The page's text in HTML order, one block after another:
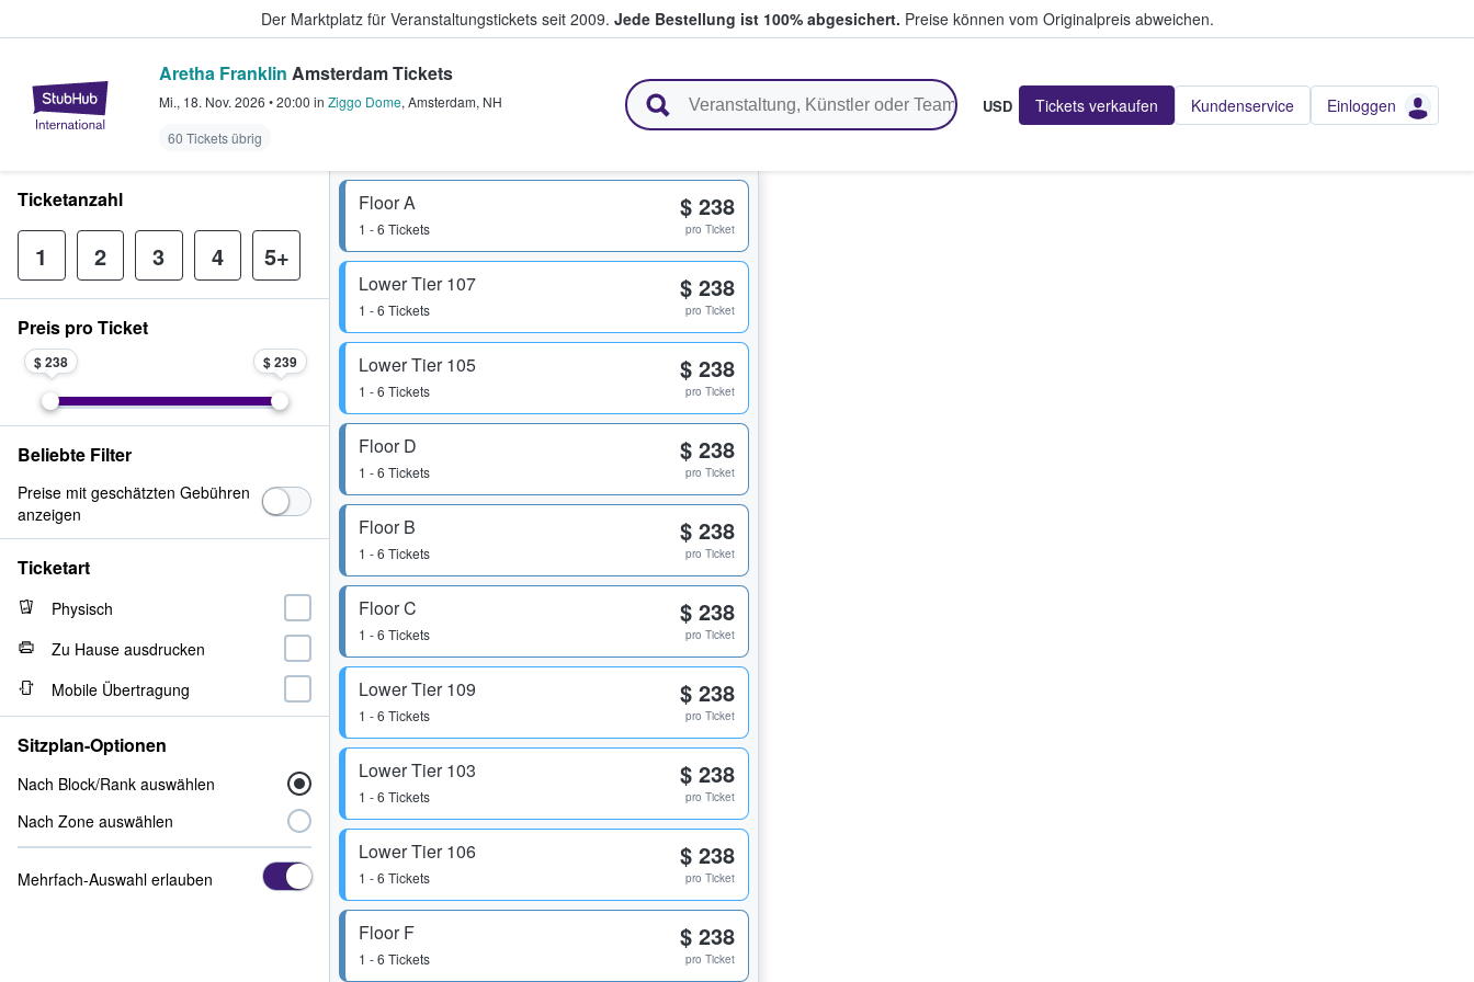
Der Marktplatz für Veranstaltungstickets seit 2009. Jede Bestellung ist 100% abgesichert. Preise können vom Originalpreis abweichen.
StubHub - Wo Fans Tickets kaufen & verkaufen
Aretha Franklin Amsterdam Tickets
Mi., 18. Nov. 2026 •20:00 in Ziggo Dome, Amsterdam, NH
60 Tickets übrig
USD Tickets verkaufen Kundenservice Einloggen
Floor A
1 - 6 Tickets
$ 238
pro Ticket
Lower Tier 107
1 - 6 Tickets
$ 238
pro Ticket
Lower Tier 105
1 - 6 Tickets
$ 238
pro Ticket
Floor D
1 - 6 Tickets
$ 238
pro Ticket
Floor B
1 - 6 Tickets
$ 238
pro Ticket
Floor C
1 - 6 Tickets
$ 238
pro Ticket
Lower Tier 109
1 - 6 Tickets
$ 238
pro Ticket
Lower Tier 103
1 - 6 Tickets
$ 238
pro Ticket
Lower Tier 106
1 - 6 Tickets
$ 238
pro Ticket
Floor F
1 - 6 Tickets
$ 238
pro Ticket
Ticketanzahl
1 2 3 4 5+
Preis pro Ticket
$ 238 $ 239
Beliebte Filter
Preise mit geschätzten Gebühren
anzeigen
Ticketart
Physisch
Zu Hause ausdrucken
Mobile Übertragung
Sitzplan-Optionen
Nach Block/Rank auswählen
Nach Zone auswählen
Mehrfach-Auswahl erlauben